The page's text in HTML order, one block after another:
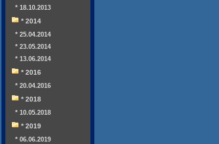
* 18.10.2013
* 2014
* 25.04.2014
* 23.05.2014
* 13.06.2014
* 2016
* 20.04.2016
* 2018
* 10.05.2018
* 2019
* 06.06.2019